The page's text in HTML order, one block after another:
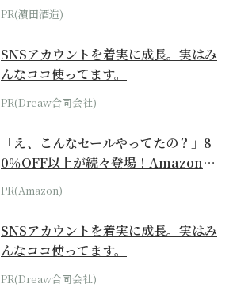
PR(濵田酒造)
SNSアカウントを着実に成長。実はみ
んなココ使ってます。
PR(Dreaw合同会社)
「え、こんなセールやってたの？」8
0％OFF以上が続々登場！Amazonの
本気が...
PR(Amazon)
SNSアカウントを着実に成長。実はみ
んなココ使ってます。
PR(Dreaw合同会社)